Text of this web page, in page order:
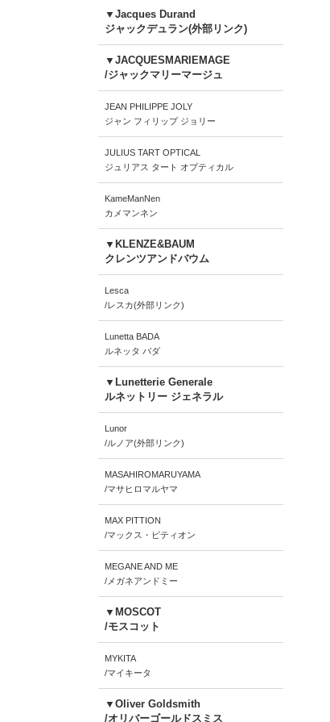
▼Jacques Durand
ジャックデュラン(外部リンク)
▼JACQUESMARIEMAGE
/ジャックマリーマージュ
JEAN PHILIPPE JOLY
ジャン フィリップ ジョリー
JULIUS TART OPTICAL
ジュリアス タート オプティカル
KameManNen
カメマンネン
▼KLENZE&BAUM
クレンツアンドバウム
Lesca
/レスカ(外部リンク)
Lunetta BADA
ルネッタ バダ
▼Lunetterie Generale
ルネットリー ジェネラル
Lunor
/ルノア(外部リンク)
MASAHIROMARUYAMA
/マサヒロマルヤマ
MAX PITTION
/マックス・ピティオン
MEGANE AND ME
/メガネアンドミー
▼MOSCOT
/モスコット
MYKITA
/マイキータ
▼Oliver Goldsmith
/オリバーゴールドスミス